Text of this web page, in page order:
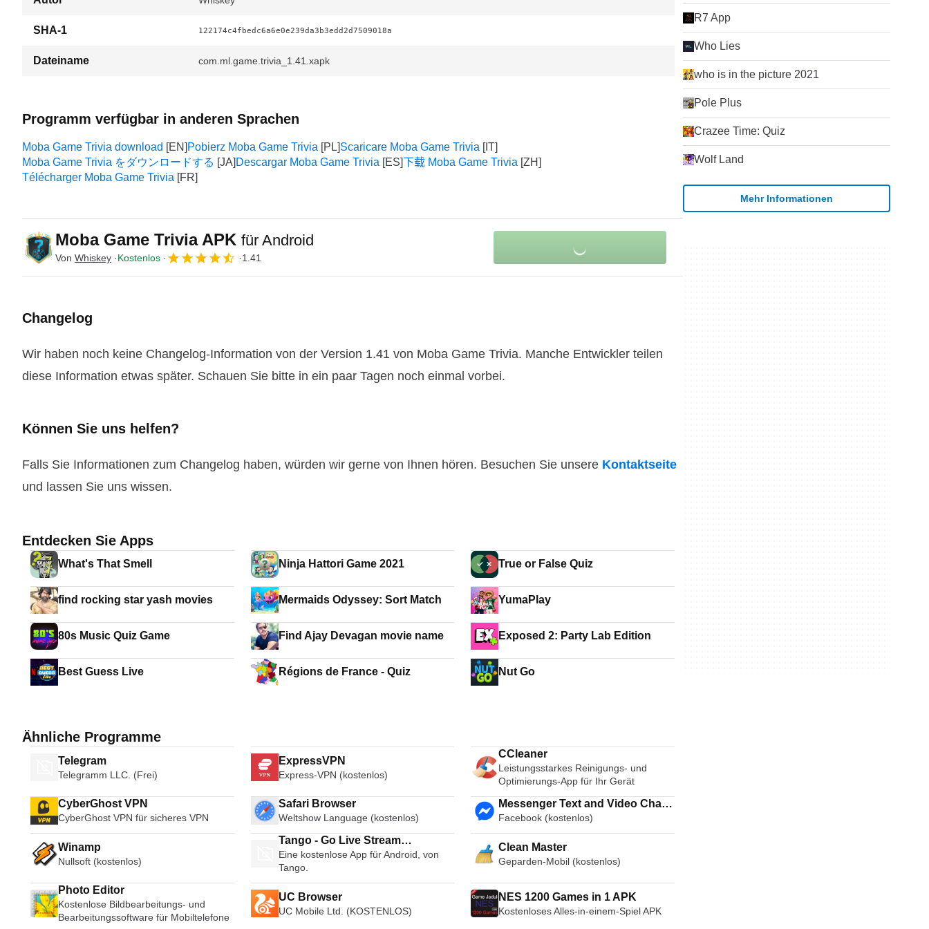
SHA-1 122174c4fbedc6a6e0e239da3b3edd2d7509018a
Dateiname com.ml.game.trivia_1.41.xapk
Programm verfügbar in anderen Sprachen
Moba Game Trivia download Pobierz Moba Game Trivia
Scaricare Moba Game Trivia
Moba Game Trivia をダウンロードする
Descargar Moba Game Trivia
下载 Moba Game Trivia
Télécharger Moba Game Trivia
Moba Game Trivia APK für Android
Von Whiskey Kostenlos 1.41
Changelog
Wir haben noch keine Changelog-Information von der Version 1.41 von Moba Game Trivia. Manche Entwickler teilen
diese Information etwas später. Schauen Sie bitte in ein paar Tagen noch einmal vorbei.
Können Sie uns helfen?
Falls Sie Informationen zum Changelog haben, würden wir gerne von Ihnen hören. Besuchen Sie unsere Kontaktseite
und lassen Sie uns wissen.
Entdecken Sie Apps
What's That Smell Ninja Hattori Game 2021 True or False Quiz
find rocking star yash movies Mermaids Odyssey: Sort Match YumaPlay
80s Music Quiz Game Find Ajay Devagan movie name Exposed 2: Party Lab Edition
Best Guess Live Régions de France - Quiz Nut Go
Ähnliche Programme
Telegram
Telegramm LLC. (Frei)
ExpressVPN
Express-VPN (kostenlos)
CCleaner
Leistungsstarkes Reinigungs- und
Optimierungs-App für Ihr Gerät
CyberGhost VPN
CyberGhost VPN für sicheres VPN
Safari Browser
Weltshow Language (kostenlos)
Messenger Text and Video Chat
for Free
Facebook (kostenlos)
Winamp
Nullsoft (kostenlos)
Tango - Go Live Stream
Broadcast Live Video Chat
Eine kostenlose App für Android, von
Tango.
Clean Master
Geparden-Mobil (kostenlos)
Photo Editor
Kostenlose Bildbearbeitungs- und
Bearbeitungssoftware für Mobiltelefone
UC Browser
UC Mobile Ltd. (KOSTENLOS)
NES 1200 Games in 1 APK
Kostenloses Alles-in-einem-Spiel APK
R7 App
Who Lies
who is in the picture 2021
Pole Plus
Crazee Time: Quiz
Wolf Land
Mehr Informationen